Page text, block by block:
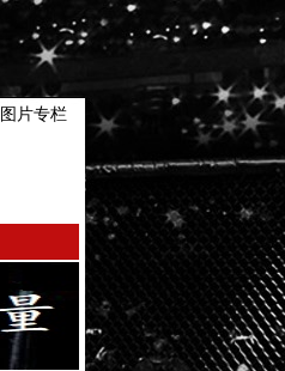
图片专栏